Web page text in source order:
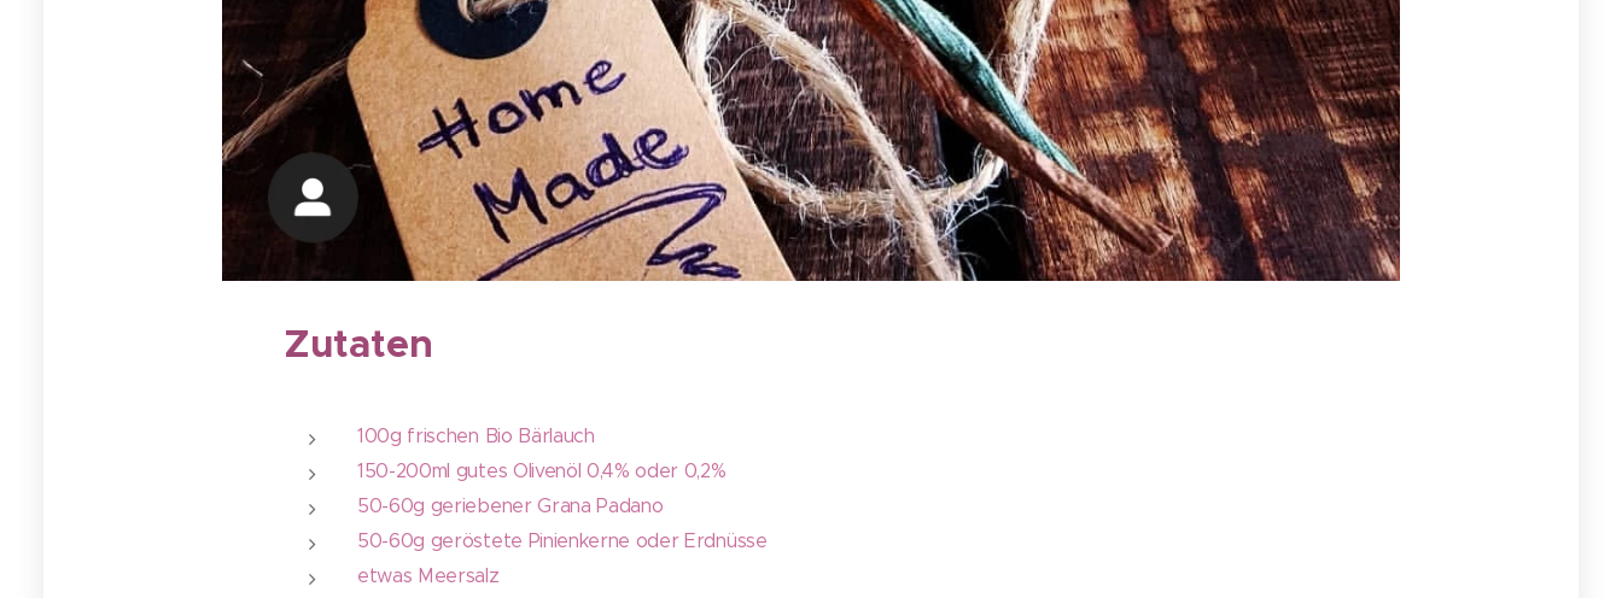
Zutaten
100g frischen Bio Bärlauch
150-200ml gutes Olivenöl 0,4% oder 0,2%
50-60g geriebener Grana Padano
50-60g geröstete Pinienkerne oder Erdnüsse
etwas Meersalz